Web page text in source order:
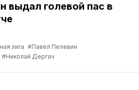
выдал голевой пас в
лига #Павел Пелевин
#Николай Дергач